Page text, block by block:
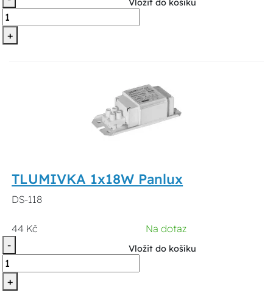
+
Vložit do košíku
TLUMIVKA 1x18W Panlux
DS-118
44 Kč
Na dotaz
-
+
Vložit do košíku